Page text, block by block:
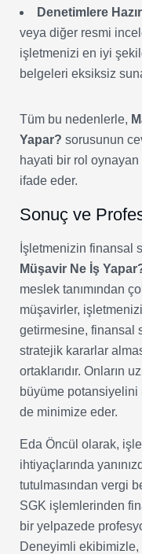
Denetimlere
veya diğer resmi
işletmenizi en iyi
belgeleri eksiksiz
Tüm bu nedenlerle,
Yapar? sorusunun
hayati bir rol
ifade eder.
Sonuç ve
İşletmenizin finansal
Müşavir Ne İş
meslek tanımından
müşavirler,
getirmesine, finansal
stratejik kararlar
ortaklarıdır. Onların
büyüme potansiyelini
de minimize eder.
Eda Öncül olarak,
ihtiyaçlarında
tutulmasından vergi
SGK işlemlerinden
bir yelpazede
Deneyimli